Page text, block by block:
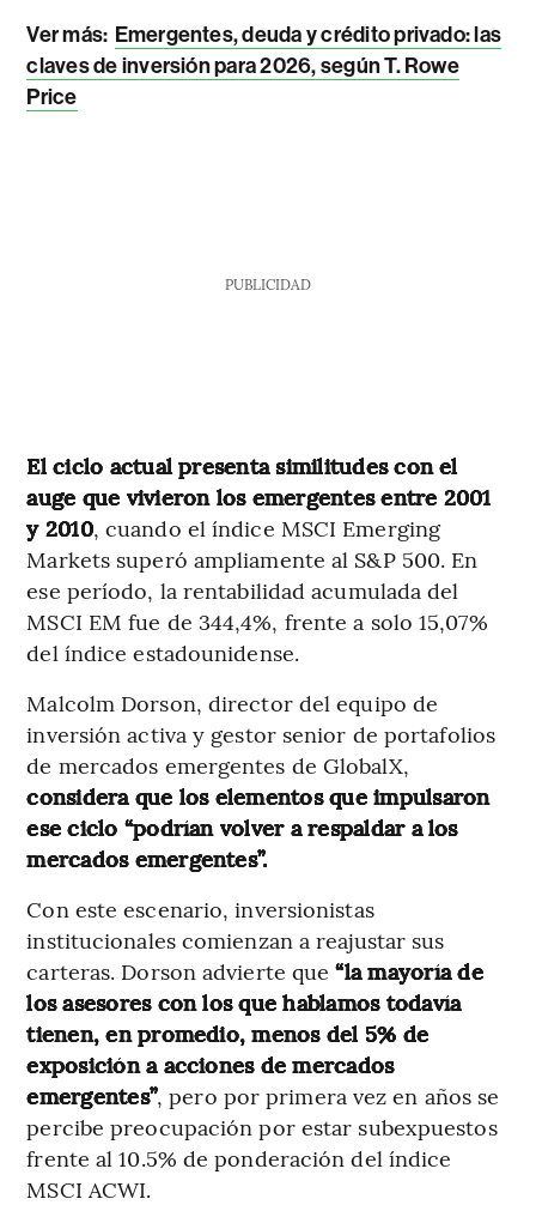
Ver más: Emergentes, deuda y crédito privado: las
claves de inversión para 2026, según T. Rowe
Price
PUBLICIDAD
El ciclo actual presenta similitudes con el
auge que vivieron los emergentes entre 2001
y 2010, cuando el índice MSCI Emerging
Markets superó ampliamente al S&P 500. En
ese período, la rentabilidad acumulada del
MSCI EM fue de 344,4%, frente a solo 15,07%
del índice estadounidense.
Malcolm Dorson, director del equipo de
inversión activa y gestor senior de portafolios
de mercados emergentes de GlobalX,
considera que los elementos que impulsaron
ese ciclo “podrían volver a respaldar a los
mercados emergentes”.
Con este escenario, inversionistas
institucionales comienzan a reajustar sus
carteras. Dorson advierte que“la mayoría de
los asesores con los que hablamos todavía
tienen, en promedio, menos del 5% de
exposición a acciones de mercados
emergentes”, pero por primera vez en años se
percibe preocupación por estar subexpuestos
frente al 10.5% de ponderación del índice
MSCI ACWI.